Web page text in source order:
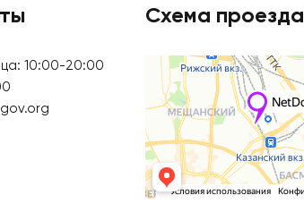
10:00-20:00
Схема проезда